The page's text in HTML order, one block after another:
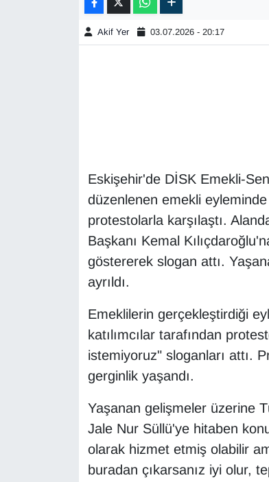
Akif Yer 03.07.2026 - 20:17
Eskişehir'de DİSK Emekli-
düzenlenen emekli
protestolarla karşılaştı.
Başkanı Kemal
göstererek slogan attı.
ayrıldı.
Emeklilerin gerçekleştirdiği
katılımcılar tarafından
istemiyoruz" sloganları attı.
gerginlik yaşandı.
Yaşanan gelişmeler üzerine
Jale Nur Süllü'ye hitaben
olarak hizmet etmiş olabilir
buradan çıkarsanız iyi olur,